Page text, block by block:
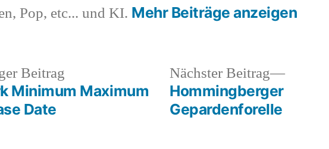
Pop, etc... und KI. Mehr Beiträge anzeigen
Beitrag
Beitrag:
Minimum Maximum
Date
Nächster Beitrag
Nächster
Hommingberger
Gepardenforelle